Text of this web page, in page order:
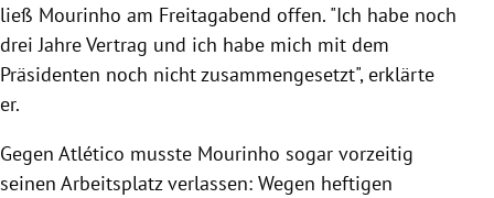
ließ Mourinho am Freitagabend offen. "Ich habe noch
drei Jahre Vertrag und ich habe mich mit dem
Präsidenten noch nicht zusammengesetzt", erklärte
er.
Gegen Atlético musste Mourinho sogar vorzeitig
seinen Arbeitsplatz verlassen: Wegen heftigen